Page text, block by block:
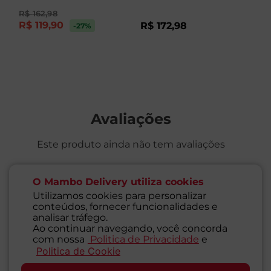
O Mambo Delivery utiliza cookies
Utilizamos cookies para personalizar
conteúdos, fornecer funcionalidades e
analisar tráfego.
Ao continuar navegando, você concorda
com nossa
Politica de Privacidade e
Politica de Cookie
R$ 162,98
R$ 119,90 -27% R$ 172,98
Avaliações
Este produto ainda não tem avaliações
SEJA O PRIMEIRO A AVALIAR
Perguntas & respostas